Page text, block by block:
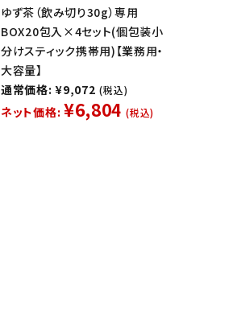
ゆず茶（飲み切り30g）専用
BOX20包入×4セット(個包装小
分けスティック携帯用)【業務用・
大容量】
通常価格: ¥9,072 (税込)
ネット価格: ¥6,804 (税込)